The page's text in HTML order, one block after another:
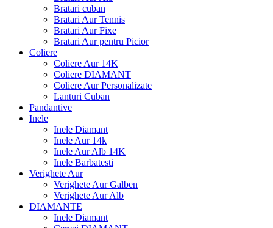
Bratari cuban
Bratari Aur Tennis
Bratari Aur Fixe
Bratari Aur pentru Picior
Coliere
Coliere Aur 14K
Coliere DIAMANT
Coliere Aur Personalizate
Lanturi Cuban
Pandantive
Inele
Inele Diamant
Inele Aur 14k
Inele Aur Alb 14K
Inele Barbatesti
Verighete Aur
Verighete Aur Galben
Verighete Aur Alb
DIAMANTE
Inele Diamant